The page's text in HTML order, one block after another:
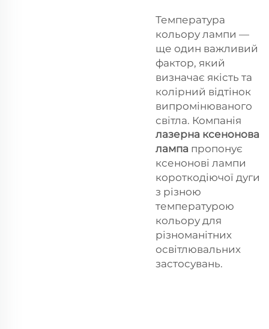
Температура
кольору лампи —
ще один важливий
фактор, який
визначає якість та
колірний відтінок
випромінюваного
світла. Компанія
лазерна ксенонова
лампа пропонує
ксенонові лампи
короткодіючої дуги
з різною
температурою
кольору для
різноманітних
освітлювальних
застосувань.